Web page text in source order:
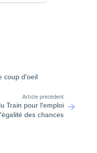
coup d'oeil
Article précédent
Train pour l'emploi
des chances